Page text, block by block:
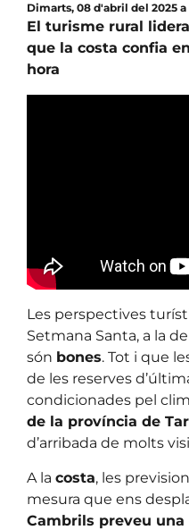
Dimarts, 08 d'abril del 2025 a
El turisme rural
que la costa confia
hora
Les perspectives
Setmana Santa, a la
són bones. Tot i que
de les reserves
condicionades pel
de la província de
d’arribada de molts
A la costa, les
mesura que ens
Cambrils preveu